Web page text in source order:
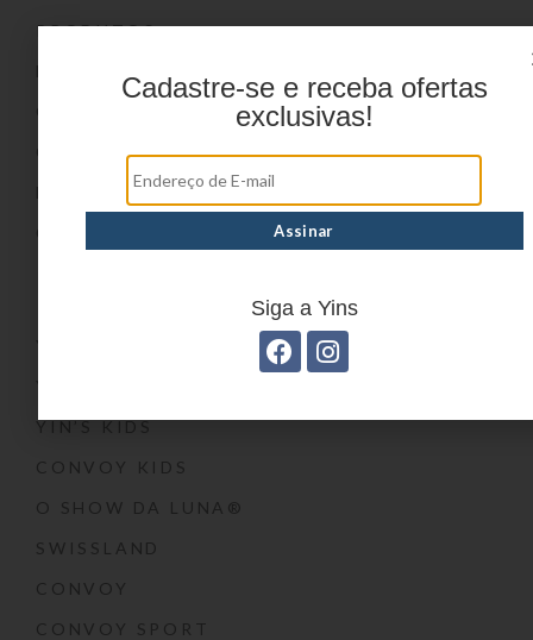
PRODUTOS
CATÁLOGOS
YIN’S KIDS
CONVOY KIDS
O SHOW DA LUNA®
SWISSLAND
CONVOY
CONVOY SPORT
Cadastre-se e receba ofertas
exclusivas!
Siga a Yins